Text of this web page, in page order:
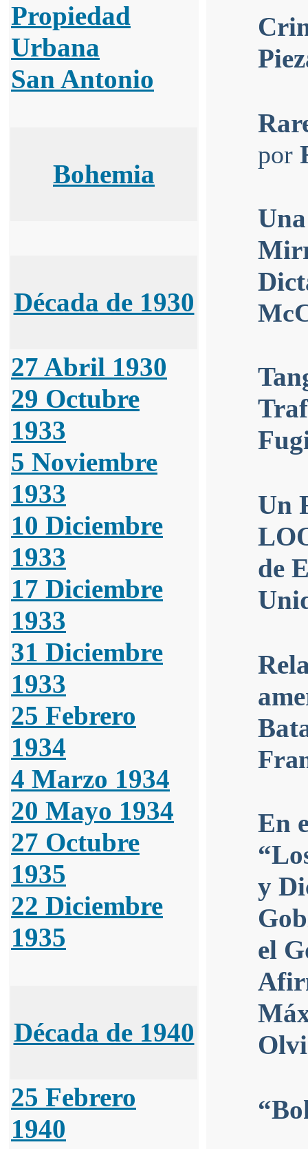
Propiedad
Urbana
San Antonio
Bohemia
Década de 1930
27 Abril 1930
29 Octubre
1933
5 Noviembre
1933
10 Diciembre
1933
17 Diciembre
1933
31 Diciembre
1933
25 Febrero
1934
4 Marzo 1934
20 Mayo 1934
27 Octubre
1935
22 Diciembre
1935
Década de 1940
25 Febrero
1940
por
Un
de
En
y
el